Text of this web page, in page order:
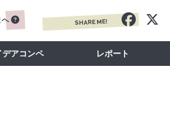
デアコンペ レポート
へ SHARE ME!